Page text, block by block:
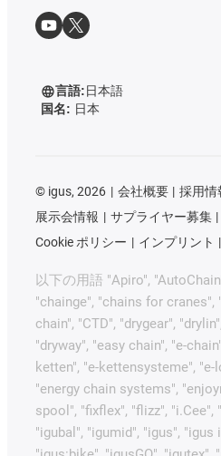
言語:日本語
国名: 日本
© igus, 2026 会社概要 採用情
展示会情報
サプライヤー募集
Cookie ポリシー
インプリント
以下の用語 "Apiro",
"chainge", "chains for cranes",
chain", "CTD", "drygear",
"dryway", "easy chain", "e-
ketten", "e-kettensysteme", "e-
"energy chain systems",
spool", "fixflex", "flizz", "i.Cee",
"igubal", "igumid", "igus",